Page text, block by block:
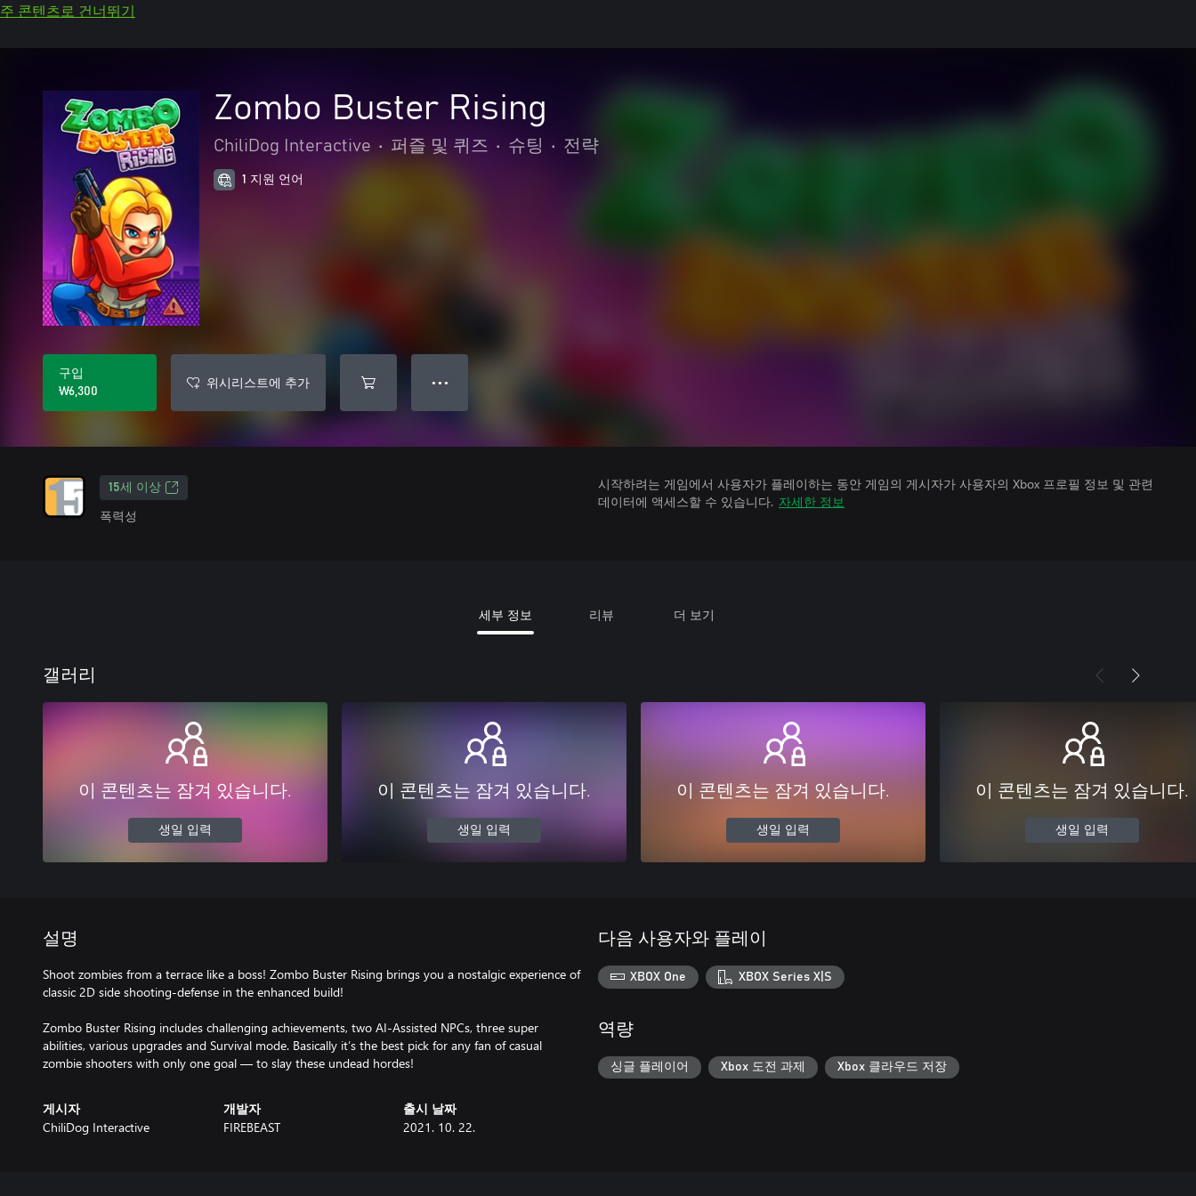
주 콘텐츠로 건너뛰기
Zombo Buster Rising
ChiliDog Interactive • 퍼즐 및 퀴즈 • 슈팅 • 전략
1 지원 언어
구입
₩6,300
위시리스트에 추가 ● ● ●
15세 이상
폭력성
시작하려는 게임에서 사용자가 플레이하는 동안 게임의 게시자가 사용자의 Xbox 프로필 정보 및 관련
데이터에 액세스할 수 있습니다. 자세한 정보
세부 정보 리뷰 더 보기
갤러리
이 콘텐츠는 잠겨 있습니다.
생일 입력
이 콘텐츠는 잠겨 있습니다.
생일 입력
이 콘텐츠는 잠겨 있습니다.
생일 입력
이 콘텐츠는 잠겨 있습니다.
생일 입력
설명
Shoot zombies from a terrace like a boss! Zombo Buster Rising brings you a nostalgic experience of
classic 2D side shooting-defense in the enhanced build!
Zombo Buster Rising includes challenging achievements, two AI-Assisted NPCs, three super
abilities, various upgrades and Survival mode. Basically it’s the best pick for any fan of casual
zombie shooters with only one goal — to slay these undead hordes!
게시자
ChiliDog Interactive
개발자
FIREBEAST
출시 날짜
2021. 10. 22.
다음 사용자와 플레이
XBOX One XBOX Series X|S
역량
싱글 플레이어 Xbox 도전 과제 Xbox 클라우드 저장